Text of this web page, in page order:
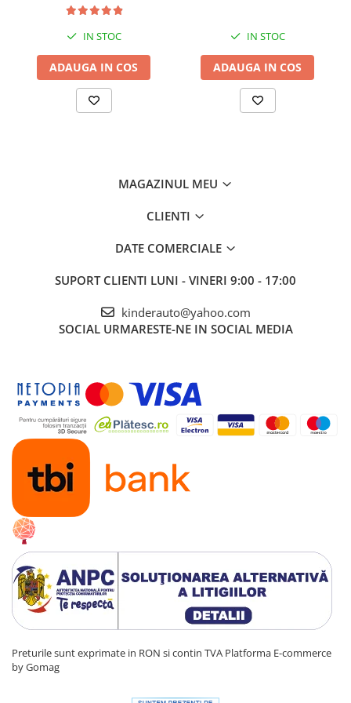
MOTOR, MRF, XTM.
IN STOC
ADAUGA IN COS
IN STOC
ADAUGA IN COS
MAGAZINUL MEU
CLIENTI
DATE COMERCIALE
SUPORT CLIENTI LUNI - VINERI 9:00 - 17:00
kinderauto@yahoo.com
SOCIAL URMARESTE-NE IN SOCIAL MEDIA
Preturile sunt exprimate in RON si contin TVA Platforma E-commerce
by Gomag